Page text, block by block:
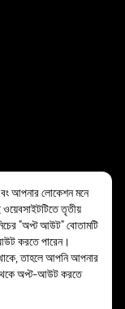
আপনার লোকেশন মনে
তৃতীয়
"অপ্ট আউট" বোতামটি
করতে পারেন।
তাহলে আপনি আপনার
অপ্ট-আউট করতে